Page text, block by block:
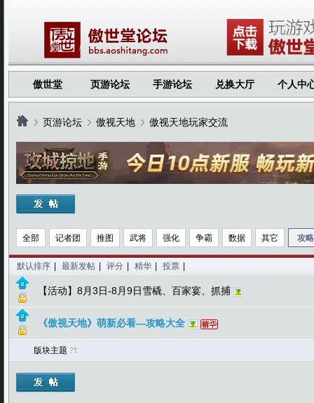
傲世堂 页游论坛 手游论坛 兑换大厅 个人中
›
页游论坛
›
傲视天地
›
傲视天地玩家交流
全部 记者团 推图 武将 强化 争霸 数据 其它 攻略
默认排序 最新发帖 评分 精华 投票
【活动】8月3日-8月9日雪橇、百家宴、抓捕
《傲视天地》萌新必看—攻略大全
版块主题